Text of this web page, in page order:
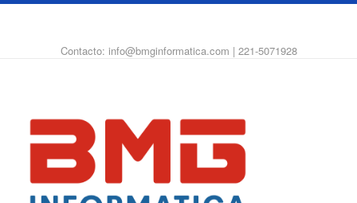
Contacto: info@bmginformatica.com | 221-5071928